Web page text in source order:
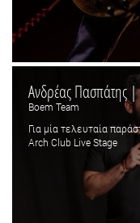
Ανδρέας Πασπάτης |
Boem Team
Για μία τελευταία
Arch Club Live Stage